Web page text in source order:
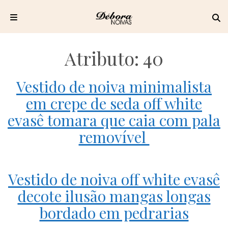
o
conteúdo
Atributo: 40
Vestido de noiva minimalista
em crepe de seda off white
evasê tomara que caia com pala
removível
Vestido de noiva off white evasê
decote ilusão mangas longas
bordado em pedrarias